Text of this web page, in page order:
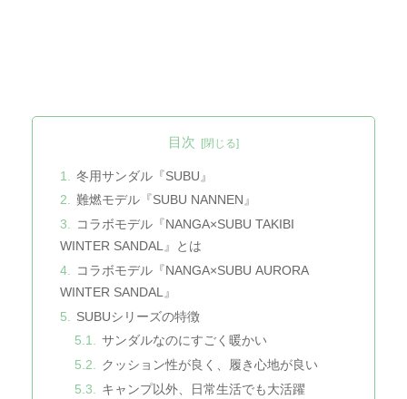
目次
冬用サンダル『SUBU』
難燃モデル『SUBU NANNEN』
コラボモデル『NANGA×SUBU TAKIBI
WINTER SANDAL』とは
コラボモデル『NANGA×SUBU AURORA
WINTER SANDAL』
SUBUシリーズの特徴
サンダルなのにすごく暖かい
クッション性が良く、履き心地が良い
キャンプ以外、日常生活でも大活躍